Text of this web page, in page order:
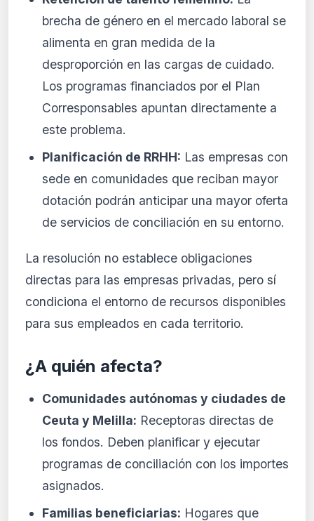
brecha de género en el mercado laboral se
alimenta en gran medida de la
desproporción en las cargas de cuidado.
Los programas financiados por el Plan
Corresponsables apuntan directamente a
este problema.
Planificación de RRHH: Las empresas con
sede en comunidades que reciban mayor
dotación podrán anticipar una mayor oferta
de servicios de conciliación en su entorno.
La resolución no establece obligaciones
directas para las empresas privadas, pero sí
condiciona el entorno de recursos disponibles
para sus empleados en cada territorio.
¿A quién afecta?
Comunidades autónomas y ciudades de
Ceuta y Melilla: Receptoras directas de
los fondos. Deben planificar y ejecutar
programas de conciliación con los importes
asignados.
Familias beneficiarias: Hogares que